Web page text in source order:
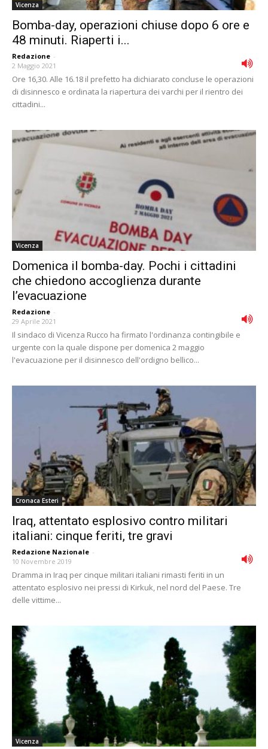
Vicenza
Bomba-day, operazioni chiuse dopo 6 ore e
48 minuti. Riaperti i...
Redazione -
2 Maggio 2021
Ore 16,30. Alle 16.18 il prefetto ha dichiarato concluse le operazioni
di disinnesco e ordinata la riapertura dei varchi per il rientro dei
cittadini...
Vicenza
Domenica il bomba-day. Pochi i cittadini
che chiedono accoglienza durante
l’evacuazione
Redazione -
29 Aprile 2021
Il sindaco di Vicenza Rucco ha firmato l'ordinanza contingibile e
urgente con la quale dispone per domenica 2 maggio
l'evacuazione per il disinnesco dell'ordigno bellico...
Cronaca Esteri
Iraq, attentato esplosivo contro militari
italiani: cinque feriti, tre gravi
Redazione Nazionale -
10 Novembre 2019
Dramma in Iraq per cinque militari italiani rimasti feriti in un
attentato esplosivo nei pressi di Kirkuk, nel nord del Paese. Tre
delle vittime...
Vicenza